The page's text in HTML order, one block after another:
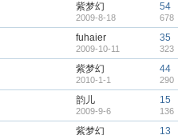
紫梦幻
2009-8-18
54
678
fuhaier
2009-10-11
35
323
紫梦幻
2010-1-1
44
290
韵儿
2009-9-6
15
136
紫梦幻 13